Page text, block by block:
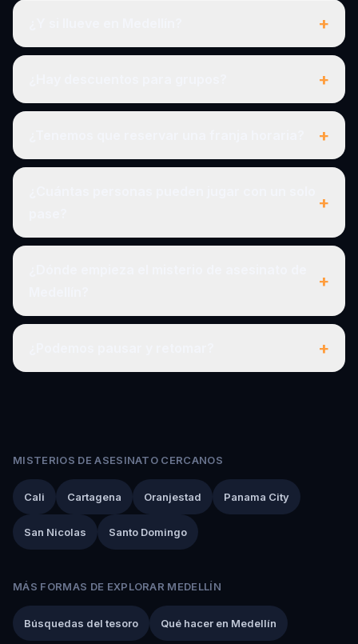
+
+
+
+
+
+
MISTERIOS DE ASESINATO CERCANOS
Cali Cartagena Oranjestad Panama City
San Nicolas Santo Domingo
MÁS FORMAS DE EXPLORAR MEDELLÍN
Búsquedas del tesoro Qué hacer en Medellín